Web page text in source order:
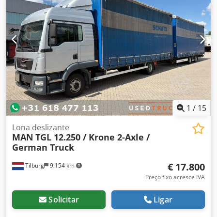
fatura. Veículo em excelentes condições. Crjdjzr N Nvopfx
Af Asf
1 / 15
Tilburg 9.154 km
Lona deslizante
MAN TGL 12.250 / Krone 2-Axle /
German Truck
€ 17.800
Preço fixo acresce IVA
Solicitar Ligar